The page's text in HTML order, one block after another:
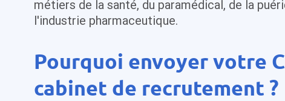
métiers de la santé, du paramédical, de la
l'industrie pharmaceutique.
Pourquoi envoyer votre
cabinet de recrutement ?